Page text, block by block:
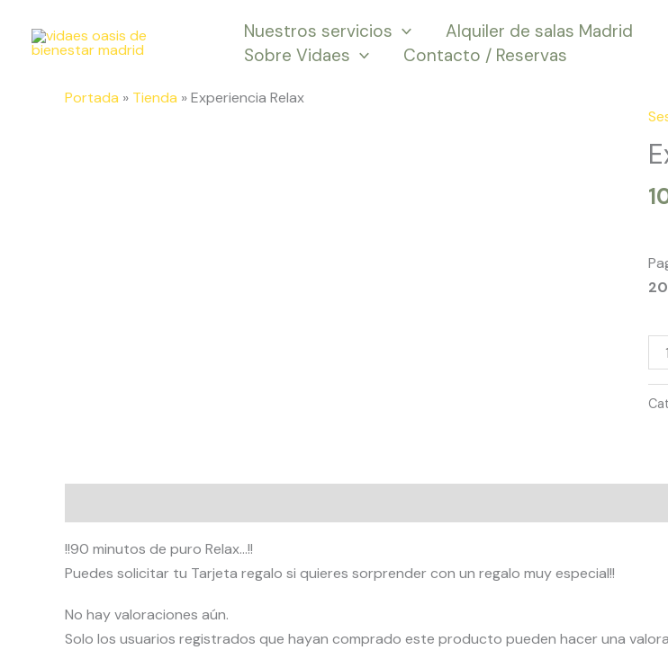
Nuestros servicios Alquiler de salas Madrid
Sobre Vidaes
Contacto / Reservas
Portada » Tienda »Experiencia Relax
!!90 minutos de puro Relax…!!
Puedes solicitar tu Tarjeta regalo si quieres sorprender con un regalo muy especial!!
No hay valoraciones aún.
Solo los usuarios registrados que hayan comprado este producto pueden hacer una